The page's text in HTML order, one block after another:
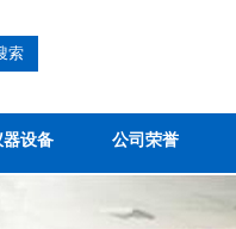
器设备 公司荣誉